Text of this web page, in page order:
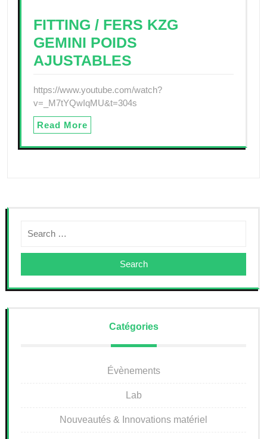
FITTING / FERS KZG
GEMINI POIDS
AJUSTABLES
https://www.youtube.com/watch?
v=_M7tYQwIqMU&t=304s
Read More
Search
Catégories
Évènements
Lab
Nouveautés & Innovations matériel